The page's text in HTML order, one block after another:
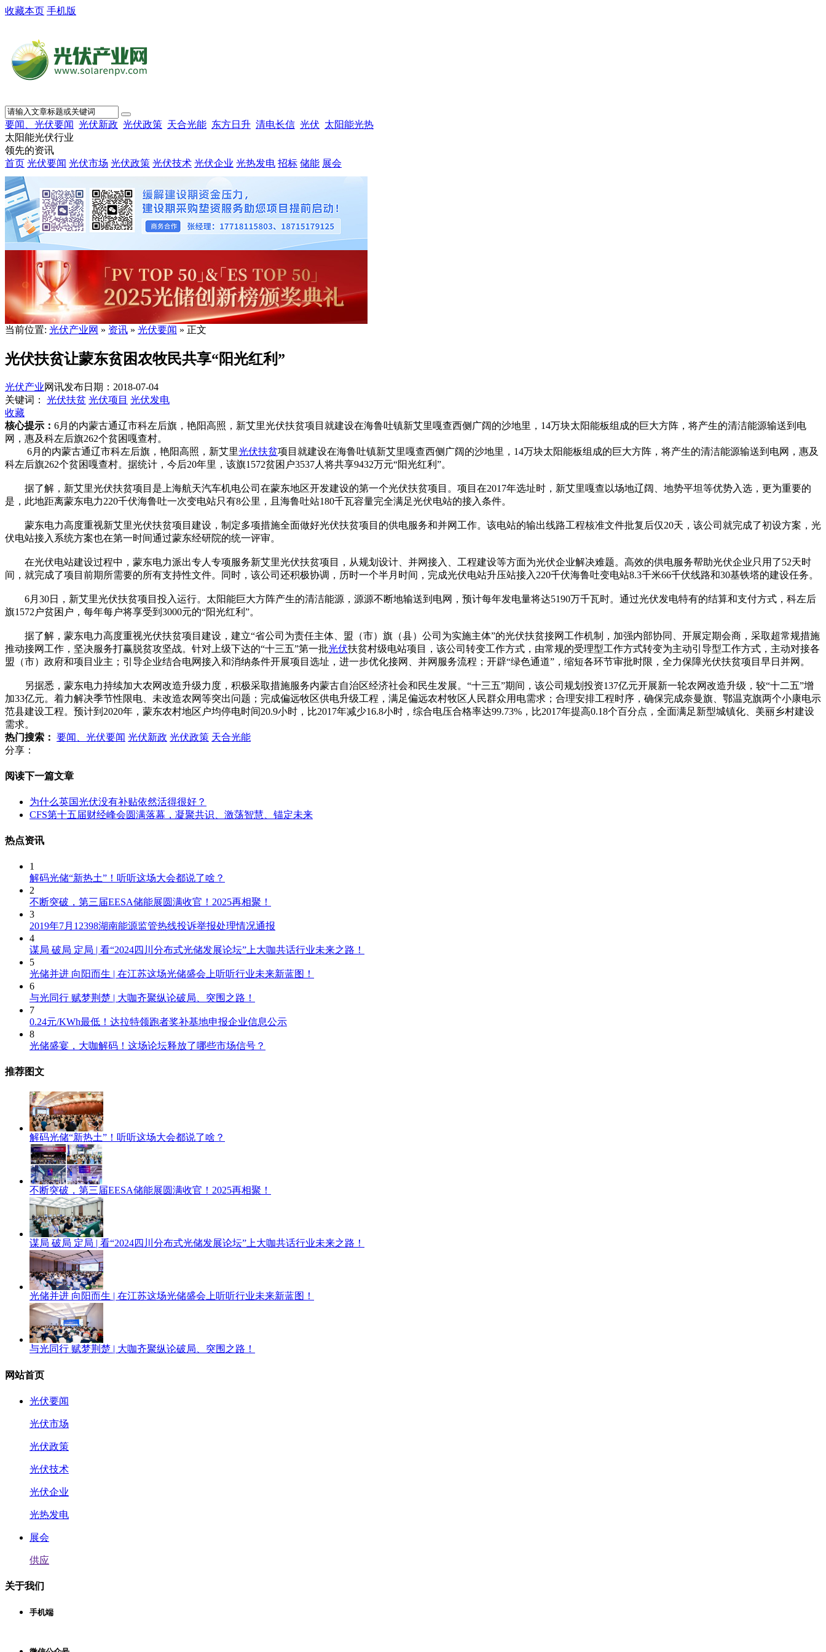
收藏本页 手机版
要闻、光伏要闻 光伏新政 光伏政策 天合光能 东方日升 清电长信 光伏 太阳能光热
太阳能光伏行业
领先的资讯
首页 光伏要闻 光伏市场 光伏政策 光伏技术 光伏企业 光热发电 招标 储能 展会
当前位置: 光伏产业网 » 资讯 » 光伏要闻 » 正文
光伏扶贫让蒙东贫困农牧民共享“阳光红利”
光伏产业网讯发布日期：2018-07-04
关键词： 光伏扶贫 光伏项目 光伏发电
收藏
核心提示： 6月的内蒙古通辽市科左后旗，艳阳高照，新艾里光伏扶贫项目就建设在海鲁吐镇新艾里嘎查西侧广阔的沙地里，14万块太阳能板组成的巨大方阵，将产生的清洁能源输送到电
网，惠及科左后旗262个贫困嘎查村。
6月的内蒙古通辽市科左后旗，艳阳高照，新艾里光伏扶贫项目就建设在海鲁吐镇新艾里嘎查西侧广阔的沙地里，14万块太阳能板组成的巨大方阵，将产生的清洁能源输送到电网，惠及
科左后旗262个贫困嘎查村。据统计，今后20年里，该旗1572贫困户3537人将共享9432万元“阳光红利”。
据了解，新艾里光伏扶贫项目是上海航天汽车机电公司在蒙东地区开发建设的第一个光伏扶贫项目。项目在2017年选址时，新艾里嘎查以场地辽阔、地势平坦等优势入选，更为重要的
是，此地距离蒙东电力220千伏海鲁吐一次变电站只有8公里，且海鲁吐站180千瓦容量完全满足光伏电站的接入条件。
蒙东电力高度重视新艾里光伏扶贫项目建设，制定多项措施全面做好光伏扶贫项目的供电服务和并网工作。该电站的输出线路工程核准文件批复后仅20天，该公司就完成了初设方案，光
伏电站接入系统方案也在第一时间通过蒙东经研院的统一评审。
在光伏电站建设过程中，蒙东电力派出专人专项服务新艾里光伏扶贫项目，从规划设计、并网接入、工程建设等方面为光伏企业解决难题。高效的供电服务帮助光伏企业只用了52天时
间，就完成了项目前期所需要的所有支持性文件。同时，该公司还积极协调，历时一个半月时间，完成光伏电站升压站接入220千伏海鲁吐变电站8.3千米66千伏线路和30基铁塔的建设任务。
6月30日，新艾里光伏扶贫项目投入运行。太阳能巨大方阵产生的清洁能源，源源不断地输送到电网，预计每年发电量将达5190万千瓦时。通过光伏发电特有的结算和支付方式，科左后
旗1572户贫困户，每年每户将享受到3000元的“阳光红利”。
据了解，蒙东电力高度重视光伏扶贫项目建设，建立“省公司为责任主体、盟（市）旗（县）公司为实施主体”的光伏扶贫接网工作机制，加强内部协同、开展定期会商，采取超常规措施
推动接网工作，坚决服务打赢脱贫攻坚战。针对上级下达的“十三五”第一批光伏扶贫村级电站项目，该公司转变工作方式，由常规的受理型工作方式转变为主动引导型工作方式，主动对接各
盟（市）政府和项目业主；引导企业结合电网接入和消纳条件开展项目选址，进一步优化接网、并网服务流程；开辟“绿色通道”，缩短各环节审批时限，全力保障光伏扶贫项目早日并网。
另据悉，蒙东电力持续加大农网改造升级力度，积极采取措施服务内蒙古自治区经济社会和民生发展。“十三五”期间，该公司规划投资137亿元开展新一轮农网改造升级，较“十二五”增
加33亿元。着力解决季节性限电、未改造农网等突出问题；完成偏远牧区供电升级工程，满足偏远农村牧区人民群众用电需求；合理安排工程时序，确保完成奈曼旗、鄂温克旗两个小康电示
范县建设工程。预计到2020年，蒙东农村地区户均停电时间20.9小时，比2017年减少16.8小时，综合电压合格率达99.73%，比2017年提高0.18个百分点，全面满足新型城镇化、美丽乡村建设
需求。
热门搜索： 要闻、光伏要闻 光伏新政 光伏政策 天合光能
分享：
阅读下一篇文章
为什么英国光伏没有补贴依然活得很好？
CFS第十五届财经峰会圆满落幕，凝聚共识、激荡智慧、锚定未来
热点资讯
1
解码光储“新热土”！听听这场大会都说了啥？
2
不断突破，第三届EESA储能展圆满收官！2025再相聚！
3
2019年7月12398湖南能源监管热线投诉举报处理情况通报
4
谋局 破局 定局 | 看“2024四川分布式光储发展论坛”上大咖共话行业未来之路！
5
光储并进 向阳而生 | 在江苏这场光储盛会上听听行业未来新蓝图！
6
与光同行 赋梦荆楚 | 大咖齐聚纵论破局、突围之路！
7
0.24元/KWh最低！达拉特领跑者奖补基地申报企业信息公示
8
光储盛宴，大咖解码！这场论坛释放了哪些市场信号？
推荐图文
解码光储“新热土”！听听这场大会都说了啥？
不断突破，第三届EESA储能展圆满收官！2025再相聚！
谋局 破局 定局 | 看“2024四川分布式光储发展论坛”上大咖共话行业未来之路！
光储并进 向阳而生 | 在江苏这场光储盛会上听听行业未来新蓝图！
与光同行 赋梦荆楚 | 大咖齐聚纵论破局、突围之路！
网站首页
光伏要闻
光伏市场
光伏政策
光伏技术
光伏企业
光热发电
展会
供应
关于我们
手机端